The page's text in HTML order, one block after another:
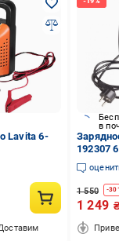
Lavita 6-
в
192307
1 550 -301
1 249